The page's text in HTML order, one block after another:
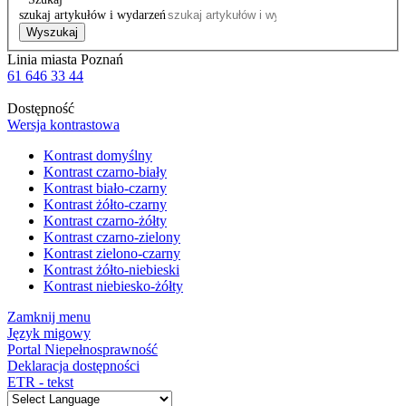
szukaj artykułów i wydarzeń
Wyszukaj
Linia miasta Poznań
61 646 33 44
Dostępność
Wersja kontrastowa
Kontrast domyślny
Kontrast czarno-biały
Kontrast biało-czarny
Kontrast żółto-czarny
Kontrast czarno-żółty
Kontrast czarno-zielony
Kontrast zielono-czarny
Kontrast żółto-niebieski
Kontrast niebiesko-żółty
Zamknij menu
Język migowy
Portal Niepełnosprawność
Deklaracja dostępności
ETR - tekst